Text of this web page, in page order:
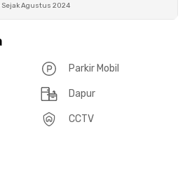
Sejak Agustus 2024
Parkir Mobil
Dapur
CCTV